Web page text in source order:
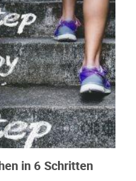
in 6 Schritten